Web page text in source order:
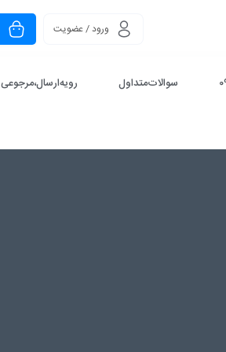
ورود / عضویت
سوالات‌متداول رویه‌ارسال،مرجوعی